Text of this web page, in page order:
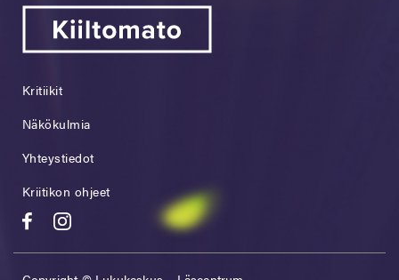
Kritiikit
Näkökulmia
Yhteystiedot
Kriitikon ohjeet